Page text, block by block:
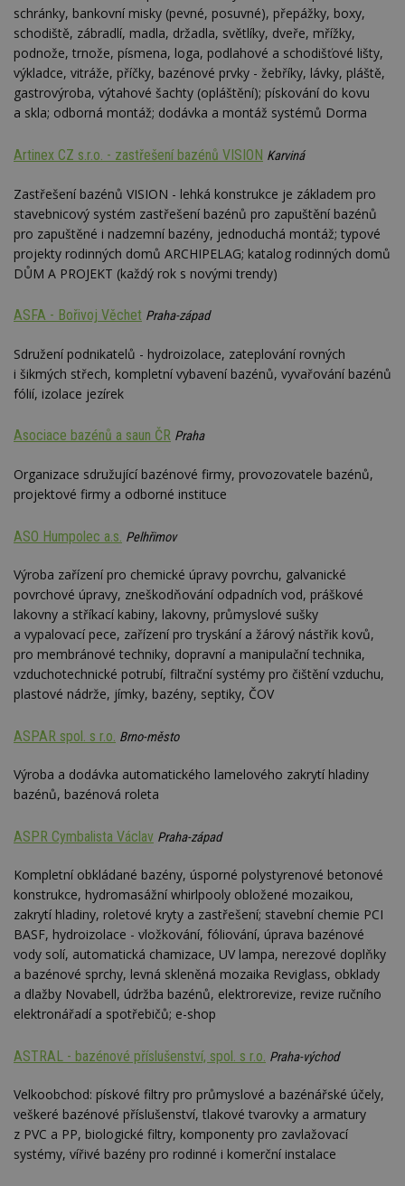
schránky, bankovní misky (pevné, posuvné), přepážky, boxy,
schodiště, zábradlí, madla, držadla, světlíky, dveře, mřížky,
podnože, trnože, písmena, loga, podlahové a schodišťové lišty,
výkladce, vitráže, příčky, bazénové prvky - žebříky, lávky, pláště,
gastrovýroba, výtahové šachty (opláštění); pískování do kovu
a skla; odborná montáž; dodávka a montáž systémů Dorma
Artinex CZ s.r.o. - zastřešení bazénů VISION Karviná
Zastřešení bazénů VISION - lehká konstrukce je základem pro
stavebnicový systém zastřešení bazénů pro zapuštění bazénů
pro zapuštěné i nadzemní bazény, jednoduchá montáž; typové
projekty rodinných domů ARCHIPELAG; katalog rodinných domů
DŮM A PROJEKT (každý rok s novými trendy)
ASFA - Bořivoj Věchet Praha-západ
Sdružení podnikatelů - hydroizolace, zateplování rovných
i šikmých střech, kompletní vybavení bazénů, vyvařování bazénů
fólií, izolace jezírek
Asociace bazénů a saun ČR Praha
Organizace sdružující bazénové firmy, provozovatele bazénů,
projektové firmy a odborné instituce
ASO Humpolec a.s. Pelhřimov
Výroba zařízení pro chemické úpravy povrchu, galvanické
povrchové úpravy, zneškodňování odpadních vod, práškové
lakovny a stříkací kabiny, lakovny, průmyslové sušky
a vypalovací pece, zařízení pro tryskání a žárový nástřik kovů,
pro membránové techniky, dopravní a manipulační technika,
vzduchotechnické potrubí, filtrační systémy pro čištění vzduchu,
plastové nádrže, jímky, bazény, septiky, ČOV
ASPAR spol. s r.o. Brno-město
Výroba a dodávka automatického lamelového zakrytí hladiny
bazénů, bazénová roleta
ASPR Cymbalista Václav Praha-západ
Kompletní obkládané bazény, úsporné polystyrenové betonové
konstrukce, hydromasážní whirlpooly obložené mozaikou,
zakrytí hladiny, roletové kryty a zastřešení; stavební chemie PCI
BASF, hydroizolace - vložkování, fóliování, úprava bazénové
vody solí, automatická chamizace, UV lampa, nerezové doplňky
a bazénové sprchy, levná skleněná mozaika Reviglass, obklady
a dlažby Novabell, údržba bazénů, elektrorevize, revize ručního
elektronářadí a spotřebičů; e-shop
ASTRAL - bazénové příslušenství, spol. s r.o. Praha-východ
Velkoobchod: pískové filtry pro průmyslové a bazénářské účely,
veškeré bazénové příslušenství, tlakové tvarovky a armatury
z PVC a PP, biologické filtry, komponenty pro zavlažovací
systémy, vířivé bazény pro rodinné i komerční instalace